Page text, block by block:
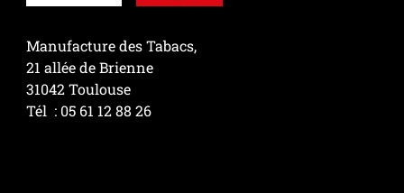
Manufacture des Tabacs,
21 allée de Brienne
31042 Toulouse
Tél : 05 61 12 88 26